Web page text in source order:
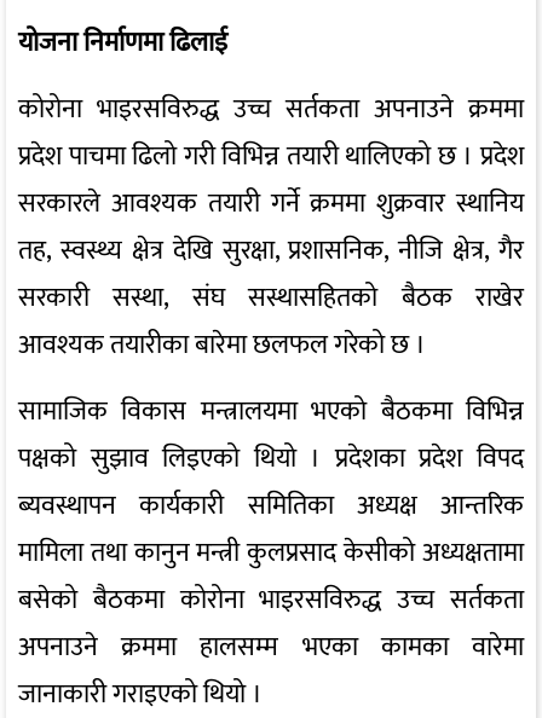
योजना निर्माणमा ढिलाई
कोरोना भाइरसविरुद्ध उच्च सर्तकता अपनाउने क्रममा
प्रदेश पाचमा ढिलो गरी विभिन्न तयारी थालिएको छ । प्रदेश
सरकारले आवश्यक तयारी गर्ने क्रममा शुक्रवार स्थानिय
तह, स्वस्थ्य क्षेत्र देखि सुरक्षा, प्रशासनिक, नीजि क्षेत्र, गैर
सरकारी सस्था, संघ सस्थासहितको बैठक राखेर
आवश्यक तयारीका बारेमा छलफल गरेको छ ।
सामाजिक विकास मन्त्रालयमा भएको बैठकमा विभिन्न
पक्षको सुझाव लिइएको थियो । प्रदेशका प्रदेश विपद
ब्यवस्थापन कार्यकारी समितिका अध्यक्ष आन्तरिक
मामिला तथा कानुन मन्त्री कुलप्रसाद केसीको अध्यक्षतामा
बसेको बैठकमा कोरोना भाइरसविरुद्ध उच्च सर्तकता
अपनाउने क्रममा हालसम्म भएका कामका वारेमा
जानाकारी गराइएको थियो ।